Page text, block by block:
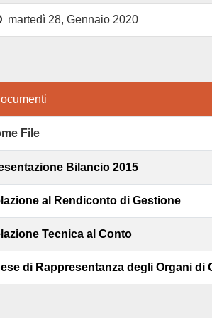
martedì 28, Gennaio 2020
File
Bilancio 2015
al Rendiconto di Gestione
Tecnica al Conto
di Rappresentanza degli Organi di